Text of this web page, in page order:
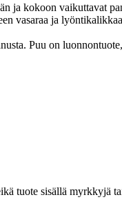
ja kokoon vaikuttavat
vasaraa ja
Puu on
tuote sisällä myrkkyjä